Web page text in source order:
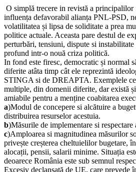
O simplă trecere in revistă a principalilor
influența defavorabil alianța PNL-PSD,
volatilitatea și lipsa de soliditate a prea
politice actuale. Aceasta pare destul de
perturbări, tensiuni, dispute si instabilitate
profund intr-o nouă criza politică.
In fond este firesc, democratic și normal
diferite atâta timp cât ele reprezintă
STINGA si de DREAPTA. Exemplele ce
multiple, din domenii diferite, dar există
amiabile pentru a menține coabitarea
a)Modul de concepere si alcătuire a
distribuirea resurselor acestuia.
b)Măsurile de implementare si
c)Amploarea si magnitudinea măsurilor
privește creșterea cheltuielilor bugetare,
alocații, pensii, salarii minime. Situația
deoarece România este sub semnul
Excesiv declanșată de UE, care prevede